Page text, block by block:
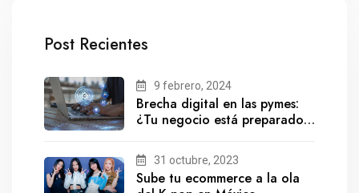
Post Recientes
9 febrero, 2024
Brecha digital en las pymes:
¿Tu negocio está preparado
31 octubre, 2023
Sube tu ecommerce a la ola